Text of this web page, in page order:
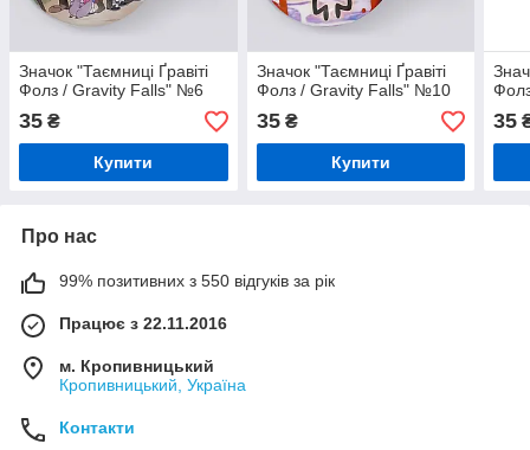
Значок "Таємниці Ґравіті
Фолз / Gravity Falls" №6
35 ₴
Купити
Значок "Таємниці Ґравіті
Фолз / Gravity Falls" №10
35₴
Купити
35
Про нас
99% позитивних з 550 відгуків за рік
Працює з 22.11.2016
м. Кропивницький
Кропивницький, Україна
Контакти